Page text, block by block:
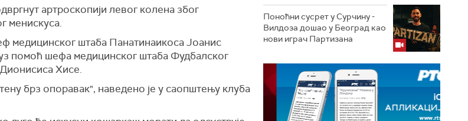
артроскопији левог колена због
менискуса.
медицинског штаба Панатинаикоса Јоанис
помоћ шефа медицинског штаба Фудбалског
Хисе.
брз опоравак", наведено је у саопштењу клуба
Поноћни сусрет у Сурчину -
Вилдоза дошао у Београд као
нови играч Партизана